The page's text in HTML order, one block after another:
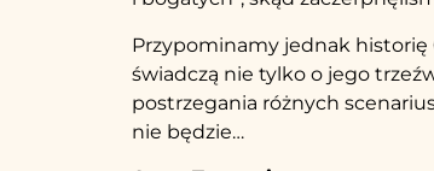
Przypominamy jednak historię
świadczą nie tylko o jego
postrzegania różnych
nie będzie…